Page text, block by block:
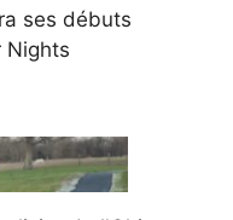
ses débuts
Nights